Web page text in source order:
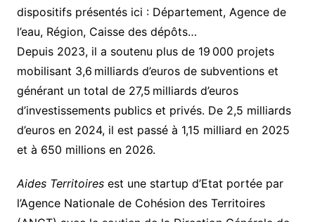
dispositifs présentés ici : Département, Agence de
l’eau, Région, Caisse des dépôts…
Depuis 2023, il a soutenu plus de 19 000 projets
mobilisant 3,6 milliards d’euros de subventions et
générant un total de 27,5 milliards d’euros
d’investissements publics et privés. De 2,5 milliards
d’euros en 2024, il est passé à 1,15 milliard en 2025
et à 650 millions en 2026.
Aides Territoiresest une startup d’Etat portée par
l’Agence Nationale de Cohésion des Territoires